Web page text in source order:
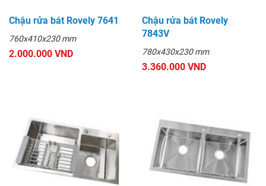
Chậu rửa bát Rovely 7641
760x410x230 mm
2.000.000 VND
Chậu rửa bát Rovely
7843V
780x430x230 mm
3.360.000 VND